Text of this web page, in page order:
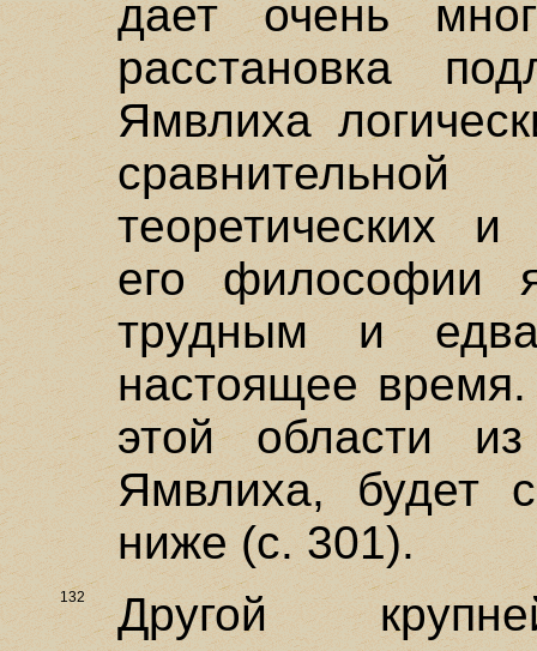
дает очень
расстановка
Ямвлиха
теоретических и
его философии
трудным и
настоящее
этой области из
Ямвлиха, будет
ниже (с. 301).
132
Другой